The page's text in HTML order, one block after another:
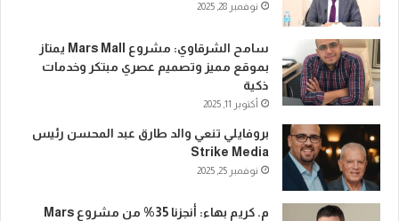
نوفمبر 28, 2025
سامح الشرقاوي: مشروع Mars Mall يمتاز
بموقع مميز وتصميم عصري مبتكر وخدمات
ذكية
أكتوبر 11, 2025
بروفايلي تنعي والد طارق عبد المحسن رئيس
Strike Media
نوفمبر 25, 2025
م. كريم بهاء: أنجزنا 35% من مشروع Mars